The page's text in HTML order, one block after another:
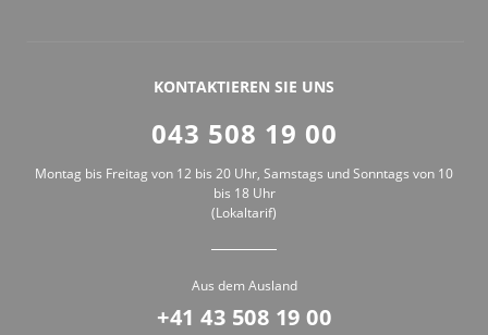
KONTAKTIEREN SIE UNS
043 508 19 00
Montag bis Freitag von 12 bis 20 Uhr, Samstags und Sonntags von 10
bis 18 Uhr
(Lokaltarif)
Aus dem Ausland
+41 43 508 19 00